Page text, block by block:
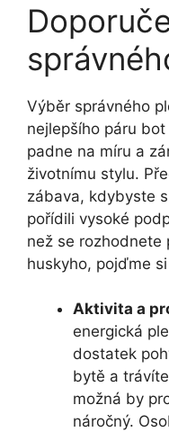
Výběr správného
nejlepšího páru
padne na míru a
životnímu stylu.
zábava, kdybyste
pořídili vysoké
než se rozhodnete
huskyho, pojďme
Aktivita a
energická
dostatek
bytě a
možná by
náročný.